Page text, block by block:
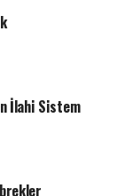
İlahi Sistem